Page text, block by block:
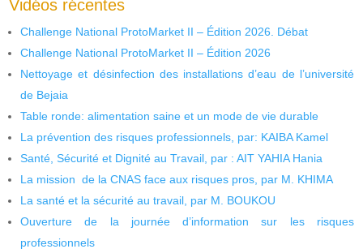
Vidéos récentes
Challenge National ProtoMarket II – Édition 2026. Débat
Challenge National ProtoMarket II – Édition 2026
Nettoyage et désinfection des installations d’eau de l’université
de Bejaia
Table ronde: alimentation saine et un mode de vie durable
La prévention des risques professionnels, par: KAIBA Kamel
Santé, Sécurité et Dignité au Travail, par : AIT YAHIA Hania
La mission de la CNAS face aux risques pros, par M. KHIMA
La santé et la sécurité au travail, par M. BOUKOU
Ouverture de la journée d’information sur les risques
professionnels